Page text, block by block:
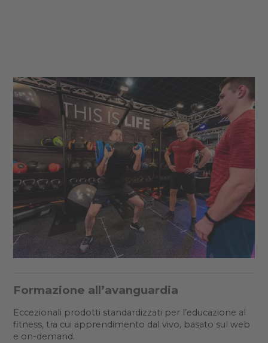
Formazione all’avanguardia
Eccezionali prodotti standardizzati per l’educazione al
fitness, tra cui apprendimento dal vivo, basato sul web
e on-demand.